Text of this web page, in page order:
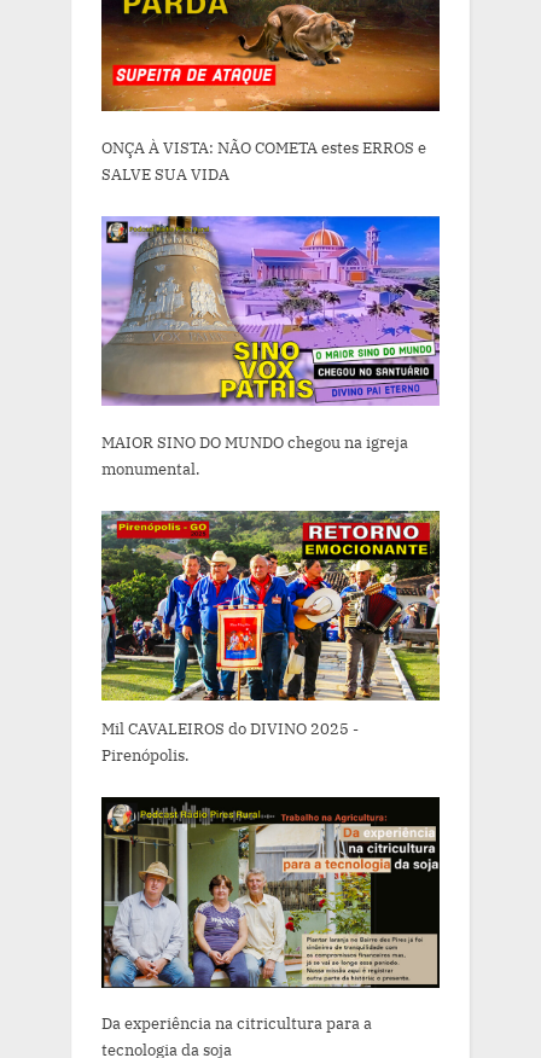
ONÇA À VISTA: NÃO COMETA estes ERROS e
SALVE SUA VIDA
MAIOR SINO DO MUNDO chegou na igreja
monumental.
Mil CAVALEIROS do DIVINO 2025 -
Pirenópolis.
Da experiência na citricultura para a
tecnologia da soja